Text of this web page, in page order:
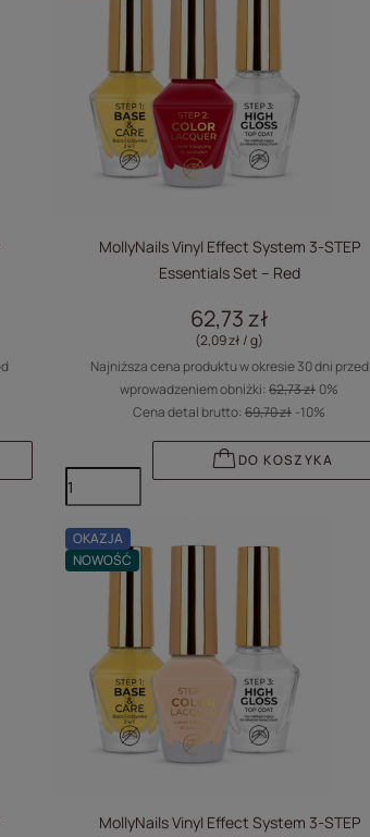
MollyNails Vinyl Effect System 3-STEP
Essentials Set – Red
62,73 zł
(2,09 zł / g)
Najniższa cena produktu w okresie 30 dni przed
wprowadzeniem obniżki:62,73 zł 0%
Cena detal brutto:69,70 zł -10%
DO KOSZYKA
OKAZJA
NOWOŚĆ
MollyNails Vinyl Effect System 3-STEP